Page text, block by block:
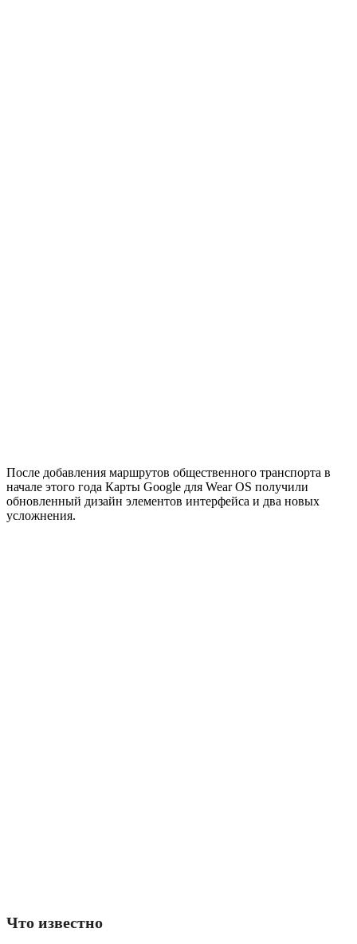
После добавления маршрутов общественного транспорта в
начале этого года Карты Google для Wear OS получили
обновленный дизайн элементов интерфейса и два новых
усложнения.
Что известно